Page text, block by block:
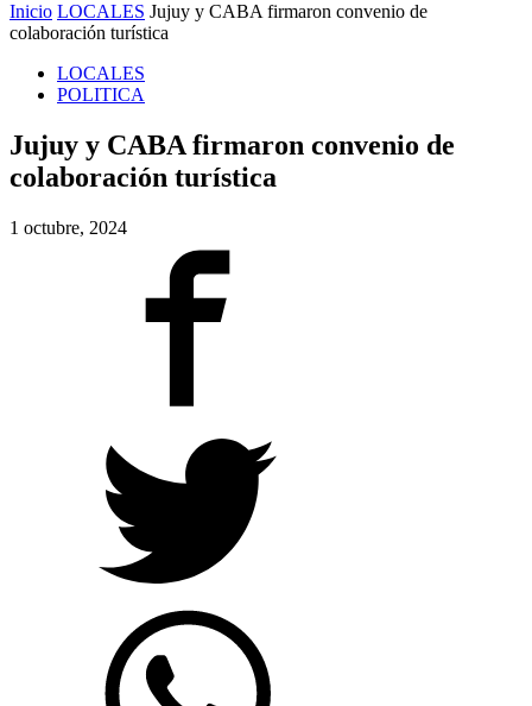
Inicio LOCALES Jujuy y CABA firmaron convenio de
colaboración turística
LOCALES
POLITICA
Jujuy y CABA firmaron convenio de
colaboración turística
1 octubre, 2024